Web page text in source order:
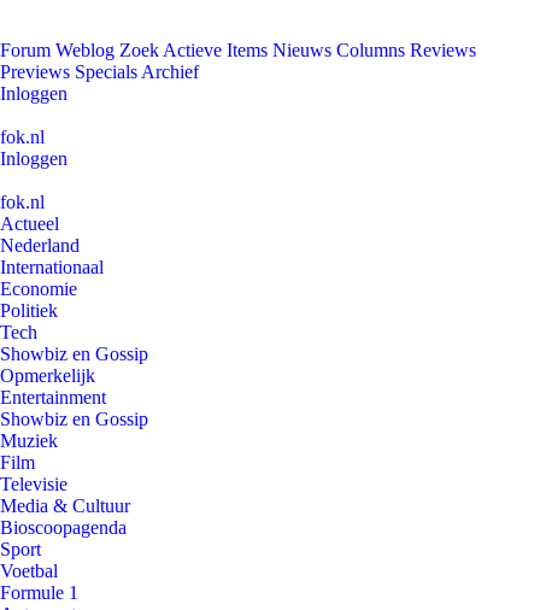
Forum Weblog Zoek Actieve Items Nieuws Columns Reviews
Previews Specials Archief
Inloggen
fok.nl
Inloggen
fok.nl
Actueel
Nederland
Internationaal
Economie
Politiek
Tech
Showbiz en Gossip
Opmerkelijk
Entertainment
Showbiz en Gossip
Muziek
Film
Televisie
Media & Cultuur
Bioscoopagenda
Sport
Voetbal
Formule 1